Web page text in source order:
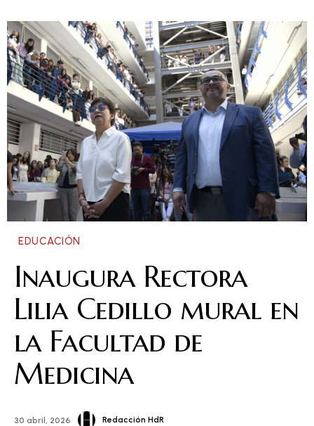
EDUCACIÓN
Inaugura Rectora
Lilia Cedillo mural en
la Facultad de
Medicina
30 abril, 2026 Redacción HdR